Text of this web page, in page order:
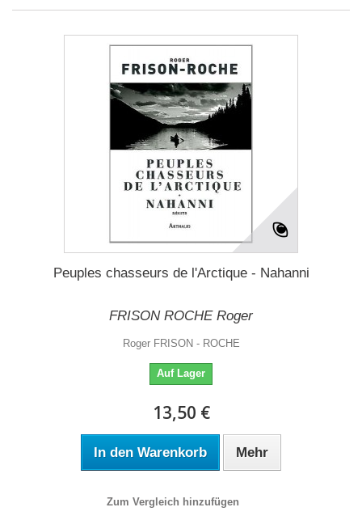
Peuples chasseurs de l'Arctique - Nahanni
FRISON ROCHE Roger
Roger FRISON - ROCHE
Auf Lager
13,50 €
In den Warenkorb Mehr
Zum Vergleich hinzufügen